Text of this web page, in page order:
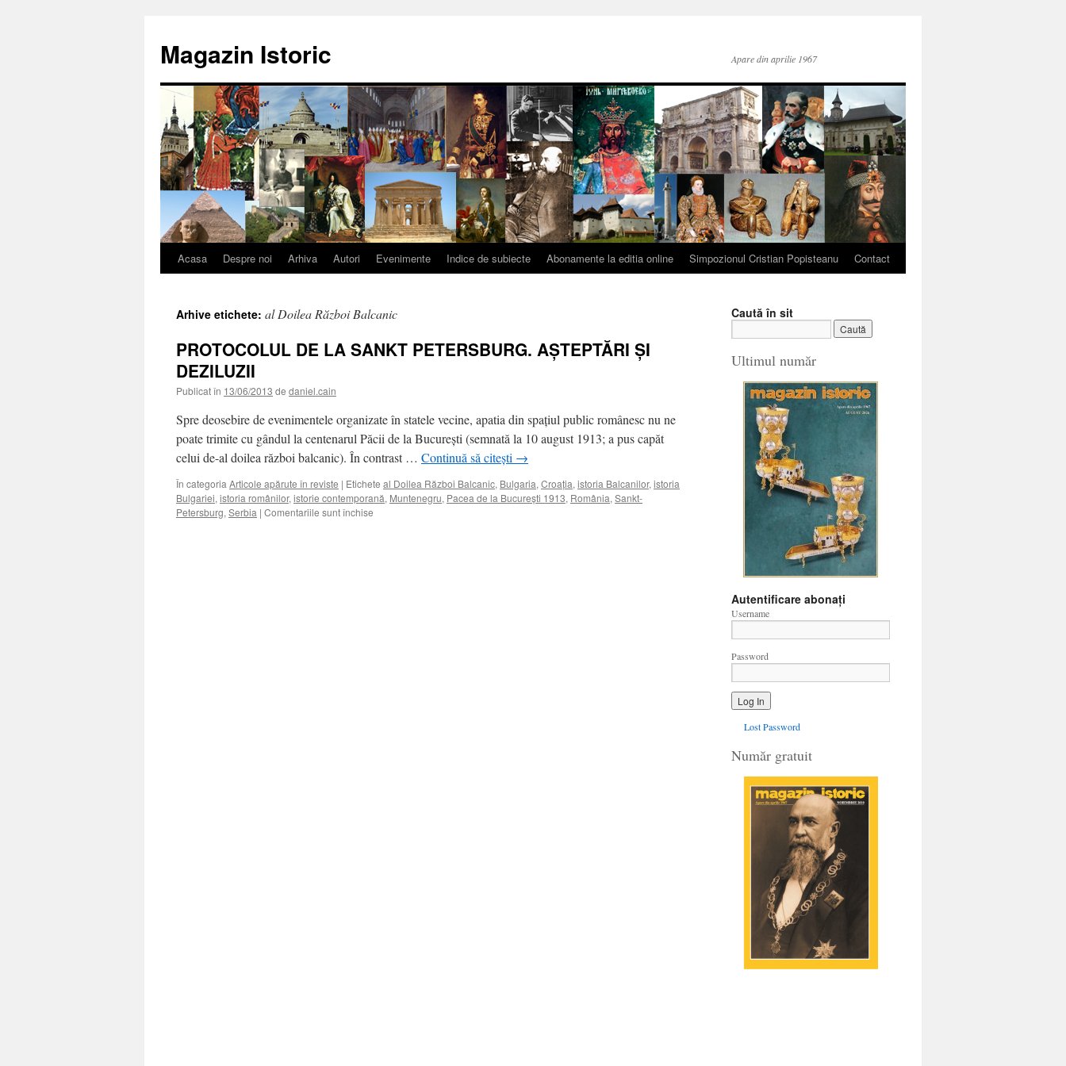
conținut
Magazin Istoric Apare din aprilie 1967
Acasa Despre noi Arhiva Autori Evenimente Indice de subiecte Abonamente la editia online Simpozionul Cristian Popisteanu Contact
Arhive etichete: al Doilea Război Balcanic
PROTOCOLUL DE LA SANKT PETERSBURG. AŞTEPTĂRI ŞI
DEZILUZII
Publicat în 13/06/2013 de daniel.cain
Spre deosebire de evenimentele organizate în statele vecine, apatia din spaţiul public românesc nu ne
poate trimite cu gândul la centenarul Păcii de la Bucureşti (semnată la 10 august 1913; a pus capăt
celui de-al doilea război balcanic). În contrast … Continuă să citești →
În categoria Articole apărute în reviste | Etichete al Doilea Război Balcanic, Bulgaria, Croaţia, istoria Balcanilor, istoria
Bulgariei, istoria românilor, istorie contemporană, Muntenegru, Pacea de la Bucureşti 1913, România, Sankt-
Petersburg, Serbia | Comentariile sunt închise
Caută în sit
Ultimul număr
Autentificare abonați
Username
Password
Lost Password
Număr gratuit